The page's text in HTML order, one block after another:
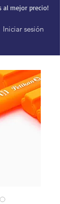
al mejor precio!
Iniciar sesión